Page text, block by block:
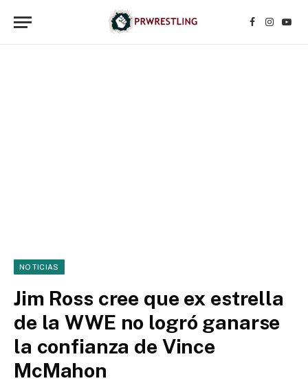
Facebook
NOTICIAS
Jim Ross cree que ex estrella
de la WWE no logró ganarse
la confianza de Vince
McMahon